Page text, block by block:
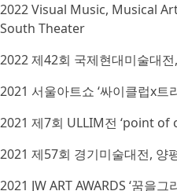
2022 Visual Music, Musical
South Theater
2022 제42회 국제현대미술대
2021 서울아트쇼 ‘싸이클럽x트
2021 제7회 ULLIM전 ‘point of
2021 제57회 경기미술대전, 양
2021 JW ART AWARDS ‘꿈을